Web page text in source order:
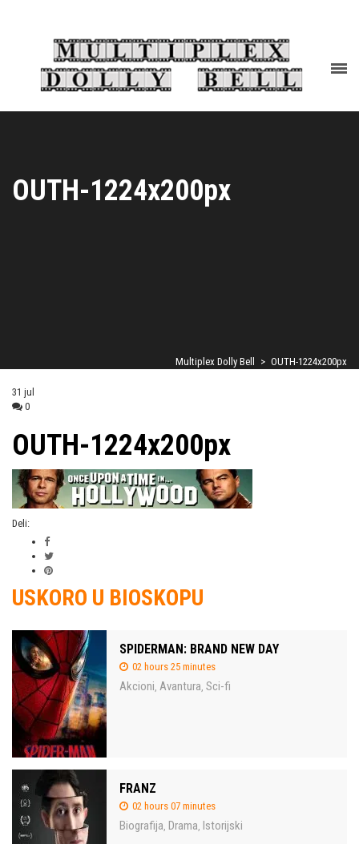
OUTH-1224x200px
Multiplex Dolly Bell > OUTH-1224x200px
31 jul
0
OUTH-1224x200px
Deli:
USKORO U BIOSKOPU
SPIDERMAN: BRAND NEW DAY
02 hours 25 minutes
Akcioni, Avantura, Sci-fi
FRANZ
02 hours 07 minutes
Biografija, Drama, Istorijski